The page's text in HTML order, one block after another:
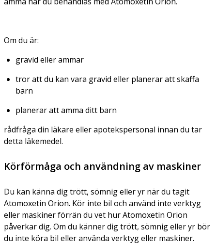
Om du är:
gravid eller ammar
tror att du kan vara gravid eller planerar att skaffa
barn
planerar att amma ditt barn
rådfråga din läkare eller apotekspersonal innan du tar
detta läkemedel.
Körförmåga och användning av maskiner
Du kan känna dig trött, sömnig eller yr när du tagit
Atomoxetin Orion. Kör inte bil och använd inte verktyg
eller maskiner förrän du vet hur Atomoxetin Orion
påverkar dig. Om du känner dig trött, sömnig eller yr bör
du inte köra bil eller använda verktyg eller maskiner.